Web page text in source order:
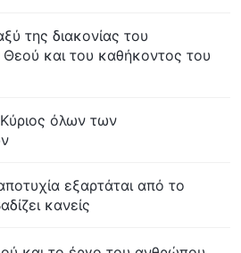
της διακονίας του
και του καθήκοντος του
όλων των
εξαρτάται από το
κανείς